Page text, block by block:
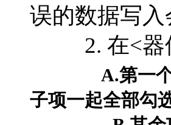
误的数据写
2. 在<器件
A.第一
子项一起全部勾